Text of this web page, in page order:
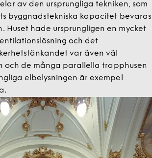
av den ursprungliga tekniken, som
byggnadstekniska kapacitet bevaras
Huset hade ursprungligen en mycket
och det
var även väl
och de många parallella trapphusen
elbelysningen är exempel